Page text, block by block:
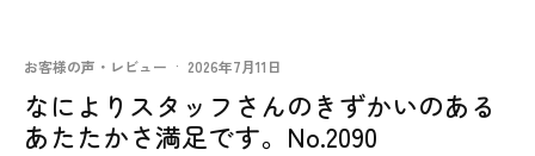
お客様の声・レビュー · 2026年7月11日
なによりスタッフさんのきずかいのある
あたたかさ満足です。No.2090